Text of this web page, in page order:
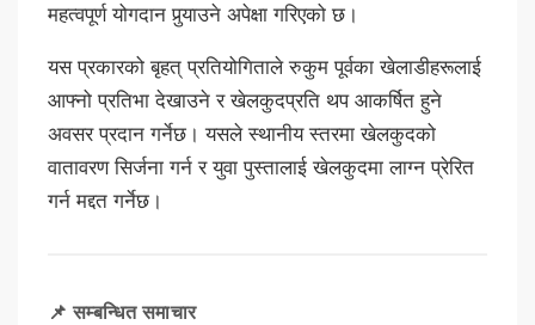
महत्वपूर्ण योगदान पुर्‍याउने अपेक्षा गरिएको छ।
यस प्रकारको बृहत् प्रतियोगिताले रुकुम पूर्वका खेलाडीहरूलाई
आफ्नो प्रतिभा देखाउने र खेलकुदप्रति थप आकर्षित हुने
अवसर प्रदान गर्नेछ। यसले स्थानीय स्तरमा खेलकुदको
वातावरण सिर्जना गर्न र युवा पुस्तालाई खेलकुदमा लाग्न प्रेरित
गर्न मद्दत गर्नेछ।
📌 सम्बन्धित समाचार